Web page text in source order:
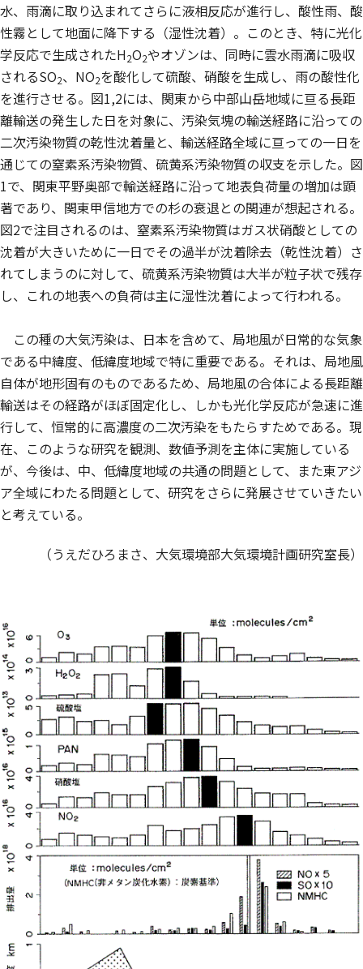
水、雨滴に取り込まれてさらに液相反応が進行し、酸性雨、酸
性霧として地面に降下する（湿性沈着）。このとき、特に光化
学反応で生成されたH2O2やオゾンは、同時に雲水雨滴に吸収
されるSO2、NO2を酸化して硫酸、硝酸を生成し、雨の酸性化
を進行させる。図1,2には、関東から中部山岳地域に亘る長距
離輸送の発生した日を対象に、汚染気塊の輸送経路に沿っての
二次汚染物質の乾性沈着量と、輸送経路全域に亘っての一日を
通じての窒素系汚染物質、硫黄系汚染物質の収支を示した。図
1で、関東平野奥部で輸送経路に沿って地表負荷量の増加は顕
著であり、関東甲信地方での杉の衰退との関連が想起される。
図2で注目されるのは、窒素系汚染物質はガス状硝酸としての
沈着が大きいために一日でその過半が沈着除去（乾性沈着）さ
れてしまうのに対して、硫黄系汚染物質は大半が粒子状で残存
し、これの地表への負荷は主に湿性沈着によって行われる。
この種の大気汚染は、日本を含めて、局地風が日常的な気象
である中緯度、低緯度地域で特に重要である。それは、局地風
自体が地形固有のものであるため、局地風の合体による長距離
輸送はその経路がほぼ固定化し、しかも光化学反応が急速に進
行して、恒常的に高濃度の二次汚染をもたらすためである。現
在、このような研究を観測、数値予測を主体に実施している
が、今後は、中、低緯度地域の共通の問題として、また東アジ
ア全域にわたる問題として、研究をさらに発展させていきたい
と考えている。
（うえだひろまさ、大気環境部大気環境計画研究室長）